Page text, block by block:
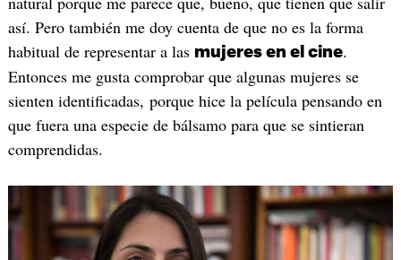
así. Pero también me doy cuenta de que no es la forma
habitual de representar a las mujeres en el cine.
Entonces me gusta comprobar que algunas mujeres se
sienten identificadas, porque hice la película pensando en
que fuera una especie de bálsamo para que se sintieran
comprendidas.